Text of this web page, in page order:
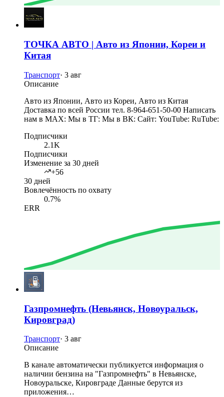
ТОЧКА АВТО | Авто из Японии, Кореи и
Китая
Транспорт· 3 авг
Описание
Авто из Японии, Авто из Кореи, Авто из Китая
Доставка по всей России тел. 8-964-651-50-00 Написать
нам в MAX: Мы в ТГ: Мы в ВК: Сайт: YouTube: RuTube:
Подписчики
2.1K
Подписчики
Изменение за 30 дней
+56
30 дней
Вовлечённость по охвату
0.7%
ERR
Газпромнефть (Невьянск, Новоуральск,
Кировград)
Транспорт· 3 авг
Описание
В канале автоматически публикуется информация о
наличии бензина на "Газпромнефть" в Невьянске,
Новоуральске, Кировграде Данные берутся из
приложения…